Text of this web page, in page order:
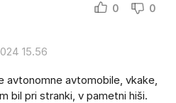
0 0
15.56
avtonomne avtomobile, vkake,
bil pri stranki, v pametni hiši.